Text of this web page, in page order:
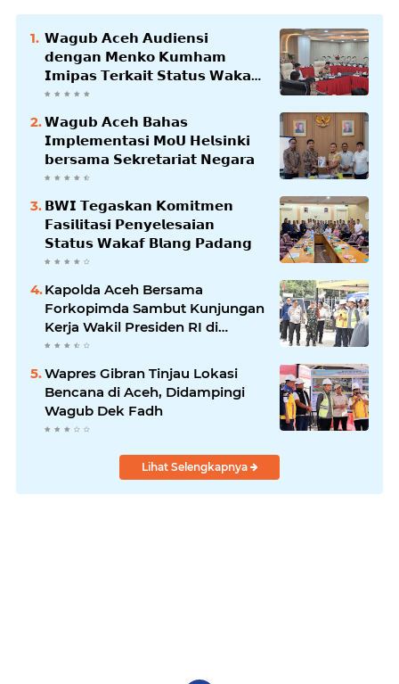
𝗪𝗮𝗴𝘂𝗯 𝗔𝗰𝗲𝗵 𝗔𝘂𝗱𝗶𝗲𝗻𝘀𝗶
𝗱𝗲𝗻𝗴𝗮𝗻 𝗠𝗲𝗻𝗸𝗼 𝗞𝘂𝗺𝗵𝗮𝗺
𝗜𝗺𝗶𝗽𝗮𝘀 𝗧𝗲𝗿𝗸𝗮𝗶𝘁 𝗦𝘁𝗮𝘁𝘂𝘀 𝗪𝗮𝗸𝗮𝗳
𝗕𝗹𝗮𝗻𝗴𝗽𝗮𝗱𝗮𝗻𝗴
𝗪𝗮𝗴𝘂𝗯 𝗔𝗰𝗲𝗵 𝗕𝗮𝗵𝗮𝘀
𝗜𝗺𝗽𝗹𝗲𝗺𝗲𝗻𝘁𝗮𝘀𝗶 𝗠𝗼𝗨 𝗛𝗲𝗹𝘀𝗶𝗻𝗸𝗶
𝗯𝗲𝗿𝘀𝗮𝗺𝗮 𝗦𝗲𝗸𝗿𝗲𝘁𝗮𝗿𝗶𝗮𝘁 𝗡𝗲𝗴𝗮𝗿𝗮
𝗕𝗪𝗜 𝗧𝗲𝗴𝗮𝘀𝗸𝗮𝗻 𝗞𝗼𝗺𝗶𝘁𝗺𝗲𝗻
𝗙𝗮𝘀𝗶𝗹𝗶𝘁𝗮𝘀𝗶 𝗣𝗲𝗻𝘆𝗲𝗹𝗲𝘀𝗮𝗶𝗮𝗻
𝗦𝘁𝗮𝘁𝘂𝘀 𝗪𝗮𝗸𝗮𝗳 𝗕𝗹𝗮𝗻𝗴 𝗣𝗮𝗱𝗮𝗻𝗴
Kapolda Aceh Bersama
Forkopimda Sambut Kunjungan
Kerja Wakil Presiden RI di
Kabupaten Bireuen
Wapres Gibran Tinjau Lokasi
Bencana di Aceh, Didampingi
Wagub Dek Fadh
Lihat Selengkapnya